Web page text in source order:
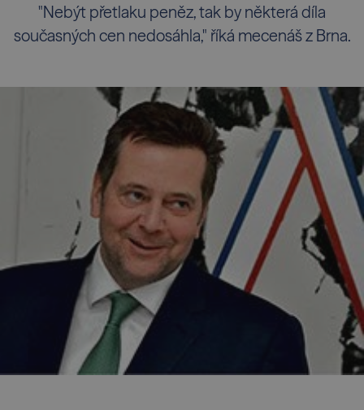
"Nebýt přetlaku peněz, tak by některá díla
současných cen nedosáhla," říká mecenáš z Brna.